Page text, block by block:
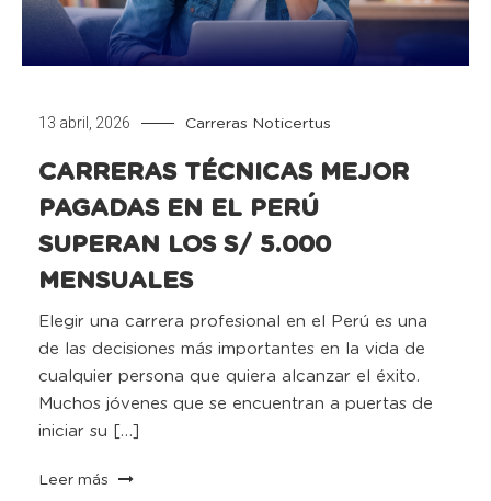
13 abril, 2026 Carreras Noticertus
CARRERAS TÉCNICAS MEJOR
PAGADAS EN EL PERÚ
SUPERAN LOS S/ 5.000
MENSUALES
Elegir una carrera profesional en el Perú es una
de las decisiones más importantes en la vida de
cualquier persona que quiera alcanzar el éxito.
Muchos jóvenes que se encuentran a puertas de
iniciar su […]
Leer más